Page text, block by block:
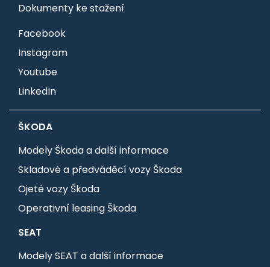
Dokumenty ke stažení
Facebook
Instagram
Youtube
LinkedIn
ŠKODA
Modely Škoda a další informace
Skladové a předváděcí vozy Škoda
Ojeté vozy Škoda
Operativní leasing Škoda
SEAT
Modely SEAT a další informace